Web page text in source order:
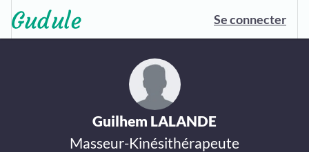
Se connecter
Guilhem LALANDE
Masseur-Kinésithérapeute